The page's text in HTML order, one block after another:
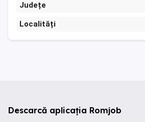
Județe
Localități
Descarcă aplicația Romjob